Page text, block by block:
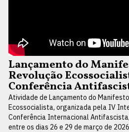
Lançamento do
Revolução
Conferência
Atividade de Lançamento do
Ecossocialista, organizada pela IV
Conferência Internacional
entre os dias 26 e 29 de março de 2026